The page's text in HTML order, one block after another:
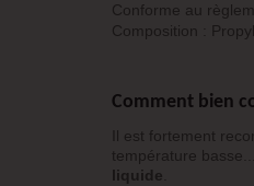
Conforme au
Composition :
Comment bien
Il est fortement
température
liquide